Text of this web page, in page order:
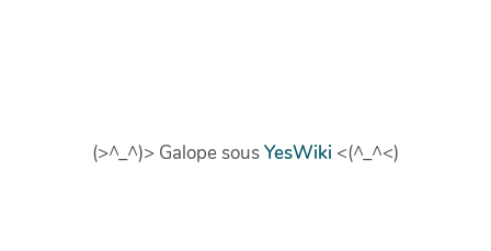
(>^_^)> Galope sousYesWiki <(^_^<)